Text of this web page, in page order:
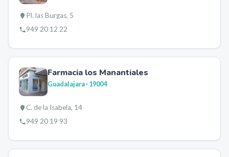
Pl. las Burgas, 5
949 20 12 22
Farmacia los Manantiales
Guadalajara· 19004
C. de la Isabela, 14
949 20 19 93